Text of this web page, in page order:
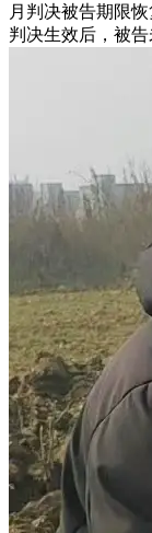
月判决被告期限
判决生效后，被